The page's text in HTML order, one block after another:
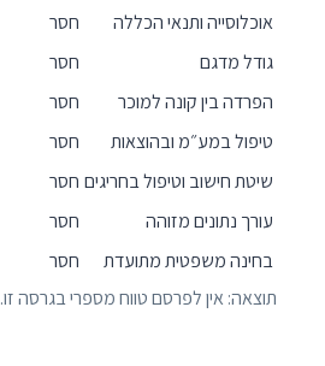
אוכלוסייה ותנאי הכללה
חסר
גודל מדגם
חסר
הפרדה בין קונה למוכר
חסר
טיפול במע״מ ובהוצאות
חסר
שיטת חישוב וטיפול בחריגים חסר
עורך נתונים מזוהה
חסר
בחינה משפטית מתועדת
חסר
תוצאה: אין לפרסם טווח מספרי בגרסה זו.